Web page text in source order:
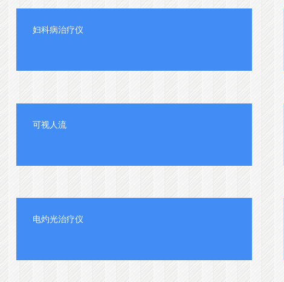
妇科病治疗仪
可视人流
电灼光治疗仪